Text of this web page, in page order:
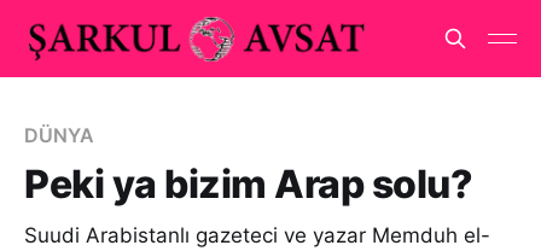
DÜNYA
Peki ya bizim Arap solu?
Suudi Arabistanlı gazeteci ve yazar Memduh el-